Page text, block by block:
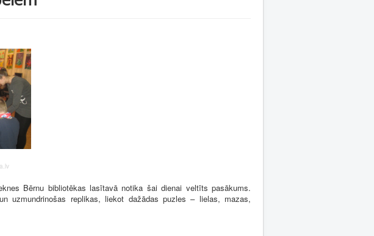
Bērnu bibliotēkas lasītavā notika šai dienai veltīts pasākums.
uzmundrinošas replikas, liekot dažādas puzles – lielas, mazas,